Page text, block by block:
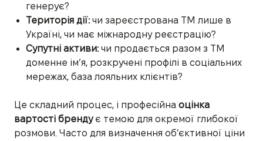
генерує?
Територія дії:чи зареєстрована ТМ лише в
Україні, чи має міжнародну реєстрацію?
Супутні активи:чи продається разом з ТМ
доменне ім’я, розкручені профілі в соціальних
мережах, база лояльних клієнтів?
Це складний процес, і професійна оцінка
вартості брендує темою для окремої глибокої
розмови. Часто для визначення об’єктивної ціни